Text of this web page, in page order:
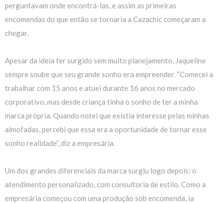
perguntavam onde encontrá-las, e assim as primeiras
encomendas do que então se tornaria a Cazachic começaram a
chegar.
Apesar da ideia ter surgido sem muito planejamento, Jaqueline
sempre soube que seu grande sonho era empreender. “Comecei a
trabalhar com 15 anos e atuei durante 16 anos no mercado
corporativo, mas desde criança tinha o sonho de ter a minha
marca própria. Quando notei que existia interesse pelas minhas
almofadas, percebi que essa era a oportunidade de tornar esse
sonho realidade”, diz a empresária.
Um dos grandes diferenciais da marca surgiu logo depois: o
atendimento personalizado, com consultoria de estilo. Como a
empresária começou com uma produção sob encomenda, ia